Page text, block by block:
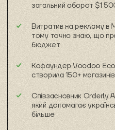
загальний оборот $1
Витратив на рекламу
тому точно знаю, що
бюджет
Кофаундер Voodoo
створила 150+
Співзасновник Orderly
який допомагає
більше